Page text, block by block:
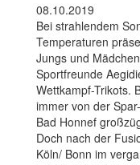
08.10.2019
Bei strahlendem
Temperaturen
Jungs und
Sportfreunde
Wettkampf-Trikots.
immer von der
Bad Honnef
Doch nach der
Köln/ Bonn im